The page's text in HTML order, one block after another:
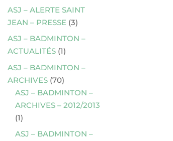
ASJ – ALERTE SAINT
JEAN – PRESSE (3)
ASJ – BADMINTON –
ACTUALITÉS (1)
ASJ – BADMINTON –
ARCHIVES (70)
ASJ – BADMINTON –
ARCHIVES – 2012/2013
(1)
ASJ – BADMINTON –